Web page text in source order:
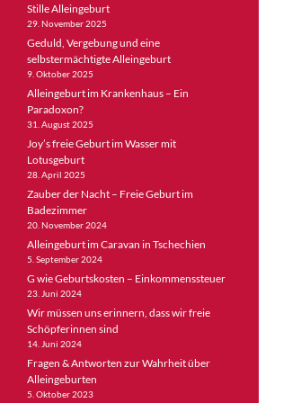
Stille Alleingeburt
29. November 2025
Geduld, Vergebung und eine
selbstermächtigte Alleingeburt
9. Oktober 2025
Alleingeburt im Krankenhaus – Ein
Paradoxon?
31. August 2025
Joy’s freie Geburt im Wasser mit
Lotusgeburt
28. April 2025
Zauber der Nacht – Freie Geburt im
Badezimmer
20. November 2024
Alleingeburt im Caravan in Tschechien
5. September 2024
G wie Geburtskosten – Einkommenssteuer
23. Juni 2024
Wir müssen uns erinnern, dass wir freie
Schöpferinnen sind
14. Juni 2024
Fragen & Antworten zur Wahrheit über
Alleingeburten
5. Oktober 2023